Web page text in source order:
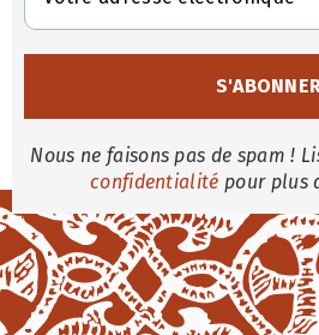
Nous ne faisons pas de spam !
confidentialité pour plus